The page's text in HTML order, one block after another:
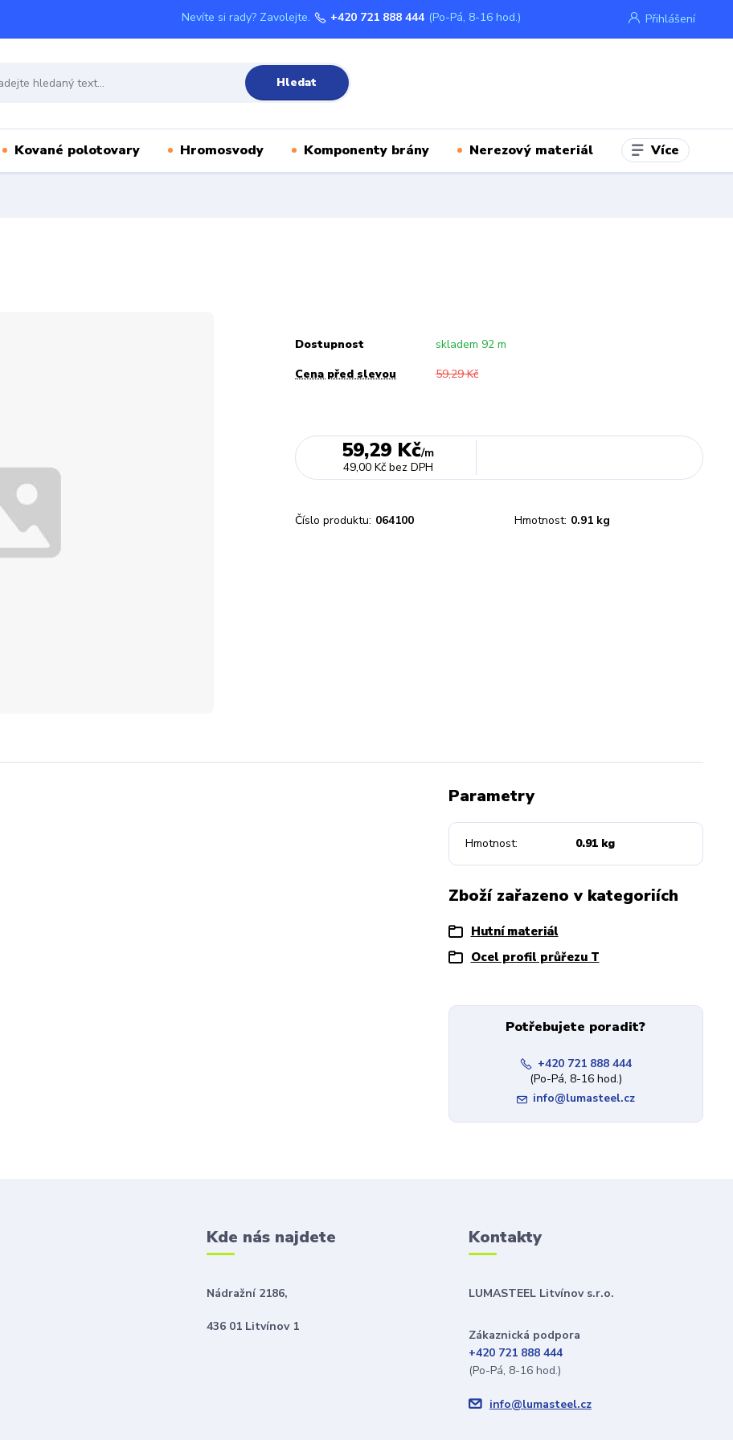
Přihlášení
Hledat
Nevíte si rady? Zavolejte. +420 721 888 444 (Po-Pá, 8-16 hod.)
Kované polotovary Hromosvody Komponenty brány Nerezový materiál Více
Dostupnost
skladem 92 m
Cena před slevou
59,29 Kč
59,29 Kč/m
49,00 Kč bez DPH
Číslo produktu: 064100 Hmotnost: 0.91 kg
Parametry
Hmotnost 0.91 kg
Zboží zařazeno v kategoriích
Hutní materiál
Ocel profil průřezu T
Potřebujete poradit?
+420 721 888 444
(Po-Pá, 8-16 hod.)
info@lumasteel.cz
Kde nás najdete
Nádražní 2186,
436 01 Litvínov 1
Kontakty
LUMASTEEL Litvínov s.r.o.
Zákaznická podpora
+420 721 888 444
(Po-Pá, 8-16 hod.)
info@lumasteel.cz